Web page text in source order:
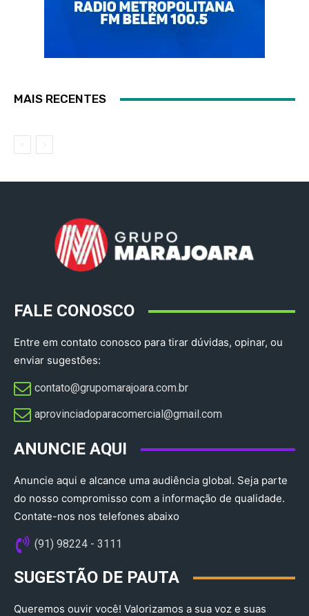
MAIS RECENTES
FALE CONOSCO
Entre em contato conosco para tirar dúvidas, opinar, ou
enviar sugestões:
contato@grupomarajoara.com.br
aprovinciadoparacomercial@gmail.com​
ANUNCIE AQUI
Anuncie aqui e alcance uma audiência global. Seja parte
do nosso compromisso com a informação de qualidade.
Contate-nos nos telefones abaixo
(91) 98224 - 3111
SUGESTÃO DE PAUTA
Queremos ouvir você! Valorizamos a sua voz e suas